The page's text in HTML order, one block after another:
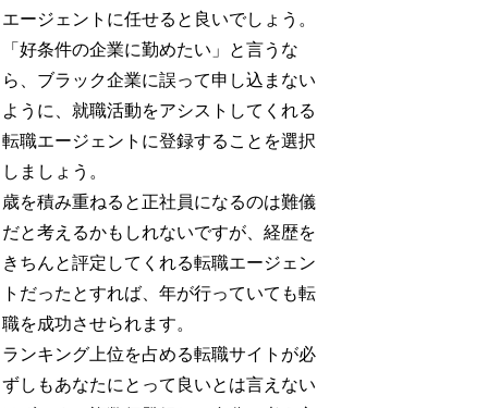
エージェントに任せると良いでしょう。
「好条件の企業に勤めたい」と言うな
ら、ブラック企業に誤って申し込まない
ように、就職活動をアシストしてくれる
転職エージェントに登録することを選択
しましょう。
歳を積み重ねると正社員になるのは難儀
だと考えるかもしれないですが、経歴を
きちんと評定してくれる転職エージェン
トだったとすれば、年が行っていても転
職を成功させられます。
ランキング上位を占める転職サイトが必
ずしもあなたにとって良いとは言えない